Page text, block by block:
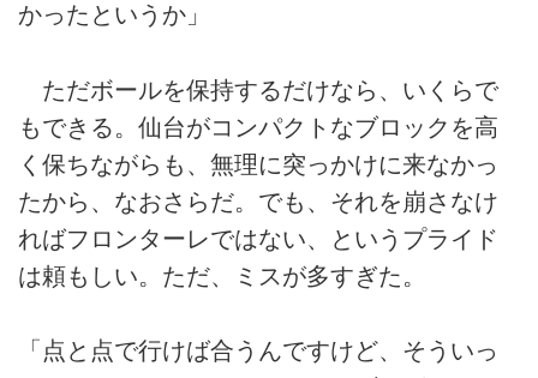
かったというか」
ただボールを保持するだけなら、いくらで
もできる。仙台がコンパクトなブロックを高
く保ちながらも、無理に突っかけに来なかっ
たから、なおさらだ。でも、それを崩さなけ
ればフロンターレではない、というプライド
は頼もしい。ただ、ミスが多すぎた。
「点と点で行けば合うんですけど、そういっ